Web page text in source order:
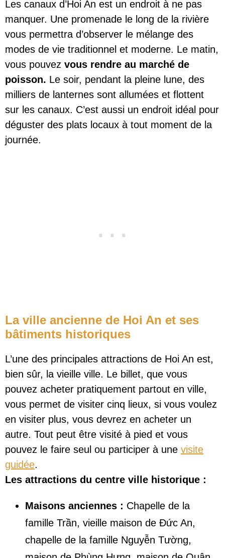
Les canaux d’Hoi An est un endroit à ne pas
manquer. Une promenade le long de la rivière
vous permettra d’observer le mélange des
modes de vie traditionnel et moderne. Le matin,
vous pouvez vous rendre au marché de
poisson. Le soir, pendant la pleine lune, des
milliers de lanternes sont allumées et flottent
sur les canaux. C’est aussi un endroit idéal pour
déguster des plats locaux à tout moment de la
journée.
La ville ancienne de Hoi An et ses
bâtiments historiques
L’une des principales attractions de Hoi An est,
bien sûr, la vieille ville. Le billet, que vous
pouvez acheter pratiquement partout en ville,
vous permet de visiter cinq lieux, si vous voulez
en visiter plus, vous devrez en acheter un
autre. Tout peut être visité à pied et vous
pouvez le faire seul ou participer à une visite
guidée.
Les attractions du centre ville historique :
Maisons anciennes : Chapelle de la
famille Trần, vieille maison de Đức An,
chapelle de la famille Nguyễn Tường,